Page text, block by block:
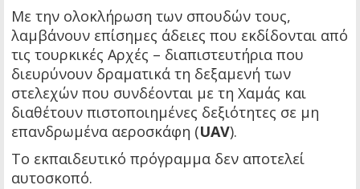
Με την ολοκλήρωση των σπουδών τους,
λαμβάνουν επίσημες άδειες που εκδίδονται από
τις τουρκικές Αρχές – διαπιστευτήρια που
διευρύνουν δραματικά τη δεξαμενή των
στελεχών που συνδέονται με τη Χαμάς και
διαθέτουν πιστοποιημένες δεξιότητες σε μη
επανδρωμένα αεροσκάφη (UAV).
Το εκπαιδευτικό πρόγραμμα δεν αποτελεί
αυτοσκοπό.